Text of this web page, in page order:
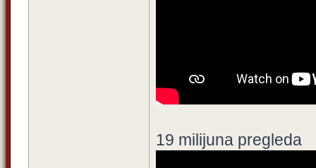
19 milijuna pregleda